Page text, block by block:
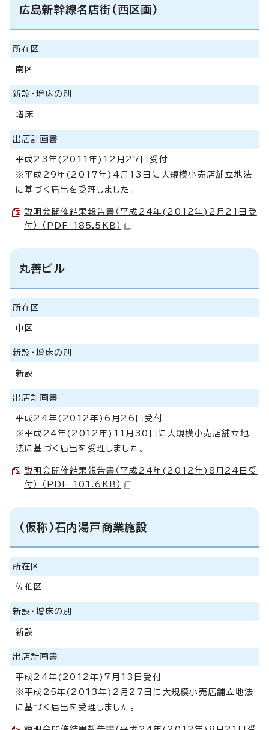
広島新幹線名店街(西区画)
所在区
南区
新設・増床の別
増床
出店計画書
平成23年(2011年)12月27日受付
※平成29年(2017年)4月13日に大規模小売店舗立地法
に基づく届出を受理しました。
説明会開催結果報告書（平成24年(2012年)2月21日受
付） （PDF 185.5KB）
丸善ビル
所在区
中区
新設・増床の別
新設
出店計画書
平成24年(2012年)6月26日受付
※平成24年(2012年)11月30日に大規模小売店舗立地
法に基づく届出を受理しました。
説明会開催結果報告書（平成24年(2012年)8月24日受
付） （PDF 101.6KB）
(仮称)石内湯戸商業施設
所在区
佐伯区
新設・増床の別
新設
出店計画書
平成24年(2012年)7月13日受付
※平成25年(2013年)2月27日に大規模小売店舗立地法
に基づく届出を受理しました。